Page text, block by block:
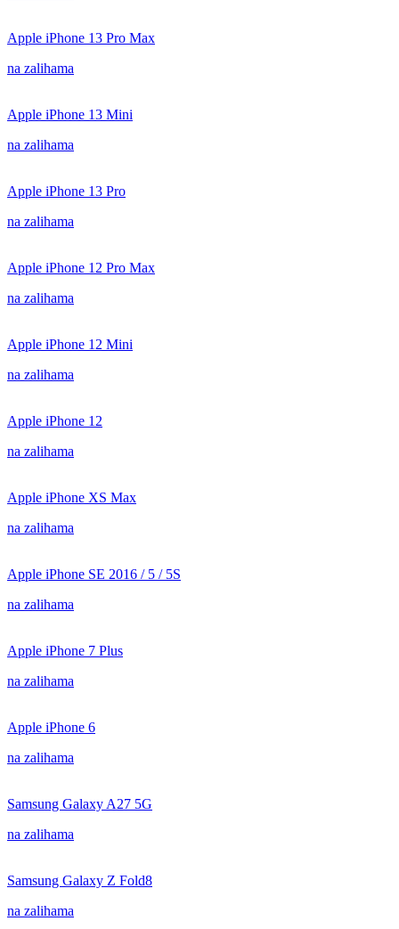
Apple iPhone 13 Pro Max
na zalihama
Apple iPhone 13 Mini
na zalihama
Apple iPhone 13 Pro
na zalihama
Apple iPhone 12 Pro Max
na zalihama
Apple iPhone 12 Mini
na zalihama
Apple iPhone 12
na zalihama
Apple iPhone XS Max
na zalihama
Apple iPhone SE 2016 / 5 / 5S
na zalihama
Apple iPhone 7 Plus
na zalihama
Apple iPhone 6
na zalihama
Samsung Galaxy A27 5G
na zalihama
Samsung Galaxy Z Fold8
na zalihama